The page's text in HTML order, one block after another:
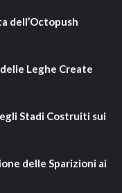
dell’Octopush
delle Leghe Create
Stadi Costruiti sui
delle Sparizioni ai